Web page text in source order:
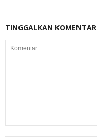
TINGGALKAN KOMENTAR